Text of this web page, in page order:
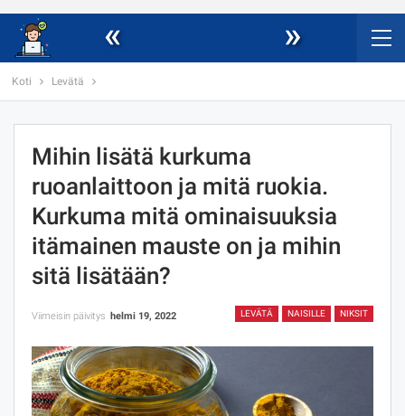
« »
Koti Levätä
Mihin lisätä kurkuma
ruoanlaittoon ja mitä ruokia.
Kurkuma mitä ominaisuuksia
itämainen mauste on ja mihin
sitä lisätään?
LEVÄTÄ NAISILLE NIKSIT
Viimeisin päivitys helmi 19, 2022